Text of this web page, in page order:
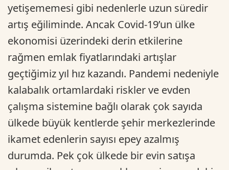
yetişememesi gibi nedenlerle uzun süredir
artış eğiliminde. Ancak Covid-19’un ülke
ekonomisi üzerindeki derin etkilerine
rağmen emlak fiyatlarındaki artışlar
geçtiğimiz yıl hız kazandı. Pandemi nedeniyle
kalabalık ortamlardaki riskler ve evden
çalışma sistemine bağlı olarak çok sayıda
ülkede büyük kentlerde şehir merkezlerinde
ikamet edenlerin sayısı epey azalmış
durumda. Pek çok ülkede bir evin satışa